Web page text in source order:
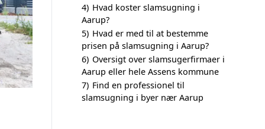
4) Hvad koster slamsugning i
Aarup?
5) Hvad er med til at bestemme
prisen på slamsugning i Aarup?
6) Oversigt over slamsugerfirmaer i
Aarup eller hele Assens kommune
7) Find en professionel til
slamsugning i byer nær Aarup